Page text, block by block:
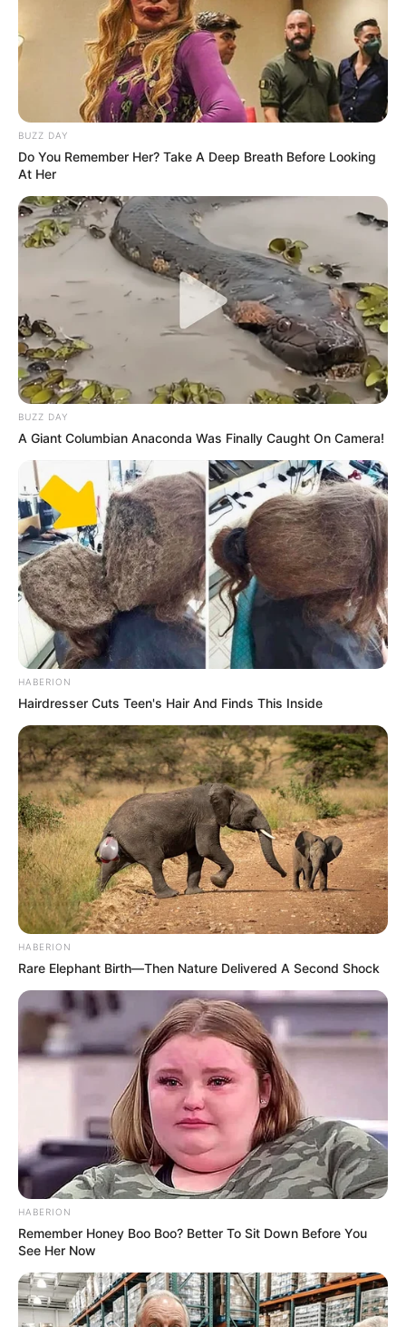
Η Κίνα – το υποτιθέμενο επίκεντρο του “νέου μη
θεραπεύσιμου κορωνοϊού” είχε το χαμηλότερο
ποσοστό θνησιμότητας από COVID ανά εκατομμύριο
πληθυσμού στον κόσμο το 2020 και το 2021. Αυτό
δεν είναι δυνατό με την ιστορία όπως
παρουσιάζεται.
Με βάση την “πανδημία του νέου κορωνοϊού με
υψηλό ποσοστό θνησιμότητας” ολόκληρος ο κόσμος
(παντού εκτός από την Κίνα) υποβλήθηκε σε:
Lockdown (που δεν λειτούργησε)
Εντολές μάσκας (που δεν λειτούργησαν)
Αναγκαστικούς εμβολιασμούς με πειραματικά
εμβόλια γονιδιακής θεραπείας (που δεν
λειτούργησαν και προκάλεσαν περισσότερους
θανάτους από ό,τι θα μπορούσε να έχει προκαλέσει
ποτέ η πανδημία)
Με βάση την “πανδημία” που προέκυψε από την
Κίνα, η οποία δεν επηρέασε με κανέναν αισθητό
τρόπο την Κίνα, οι οικονομίες του κόσμου έκλεισαν
και εξακολουθείτε να ζείτε με τις συνέπειες.
Για μερικούς ανθρώπους οι αναγκαστικές εντολές
εμβολίων και η κυβερνητική παρέμβαση στην
ιατρική περίθαλψη οδήγησαν σε θάνατο.Αυτή είναι
η πραγματικότητα. Η απομάκρυνση των
αντιβιοτικών από την τυπική μετα-ιική πνευμονία
έγινε σε όλο τον κόσμο. Πώς θα μπορούσε να
συμβεί αυτό;By MAGIC: Κοινοπραξία που
καθοδηγείται από το Πανεπιστήμιο του Λίβερπουλ
και τον ΠΟΥ.
BUZZ DAY
Do You Remember Her? Take A Deep Breath Before Looking
At Her
BUZZ DAY
A Giant Columbian Anaconda Was Finally Caught On Camera!
HABERION
Hairdresser Cuts Teen's Hair And Finds This Inside
HABERION
Rare Elephant Birth—Then Nature Delivered A Second Shock
HABERION
Remember Honey Boo Boo? Better To Sit Down Before You
See Her Now